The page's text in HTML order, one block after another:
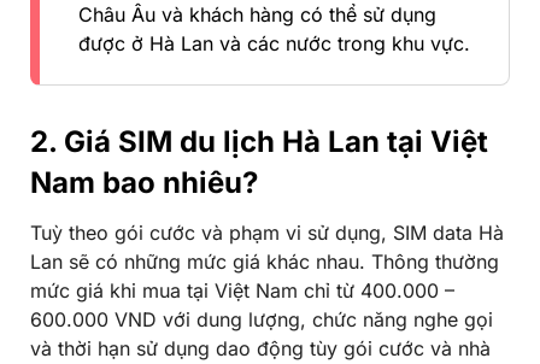
Châu Âu và khách hàng có thể sử dụng
được ở Hà Lan và các nước trong khu vực.
2. Giá SIM du lịch Hà Lan tại Việt
Nam bao nhiêu?
Tuỳ theo gói cước và phạm vi sử dụng, SIM data Hà
Lan sẽ có những mức giá khác nhau. Thông thường
mức giá khi mua tại Việt Nam chỉ từ 400.000 –
600.000 VND với dung lượng, chức năng nghe gọi
và thời hạn sử dụng dao động tùy gói cước và nhà